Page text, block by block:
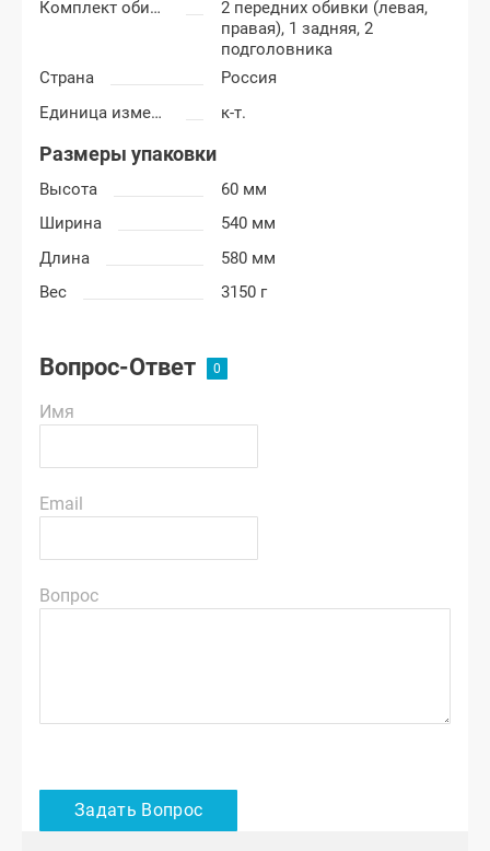
Комплект обивки
2 передних обивки (левая,
правая), 1 задняя, 2
подголовника
Страна
Россия
Единица измерения
к-т.
Размеры упаковки
Высота
60 мм
Ширина
540 мм
Длина
580 мм
Вес
3150 г
Вопрос-Ответ
Имя
Email
Вопрос